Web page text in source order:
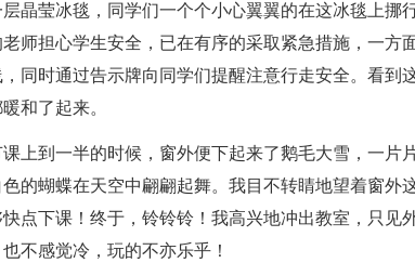
晶莹冰毯，同学们一个个小心翼翼的在这冰毯上挪
师担心学生安全，已在有序的采取紧急措施，一方
同时通过告示牌向同学们提醒注意行走安全。看到
和了起来。
上到一半的时候，窗外便下起来了鹅毛大雪，一片
的蝴蝶在天空中翩翩起舞。我目不转睛地望着窗外
点下课！终于，铃铃铃！我高兴地冲出教室，只见
不感觉冷，玩的不亦乐乎！